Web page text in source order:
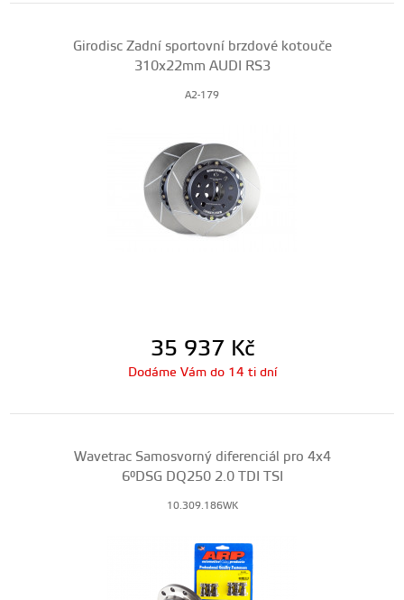
Girodisc Zadní sportovní brzdové kotouče
310x22mm AUDI RS3
A2-179
35 937 Kč
Dodáme Vám do 14 ti dní
Wavetrac Samosvorný diferenciál pro 4x4
6°DSG DQ250 2.0 TDI TSI
10.309.186WK